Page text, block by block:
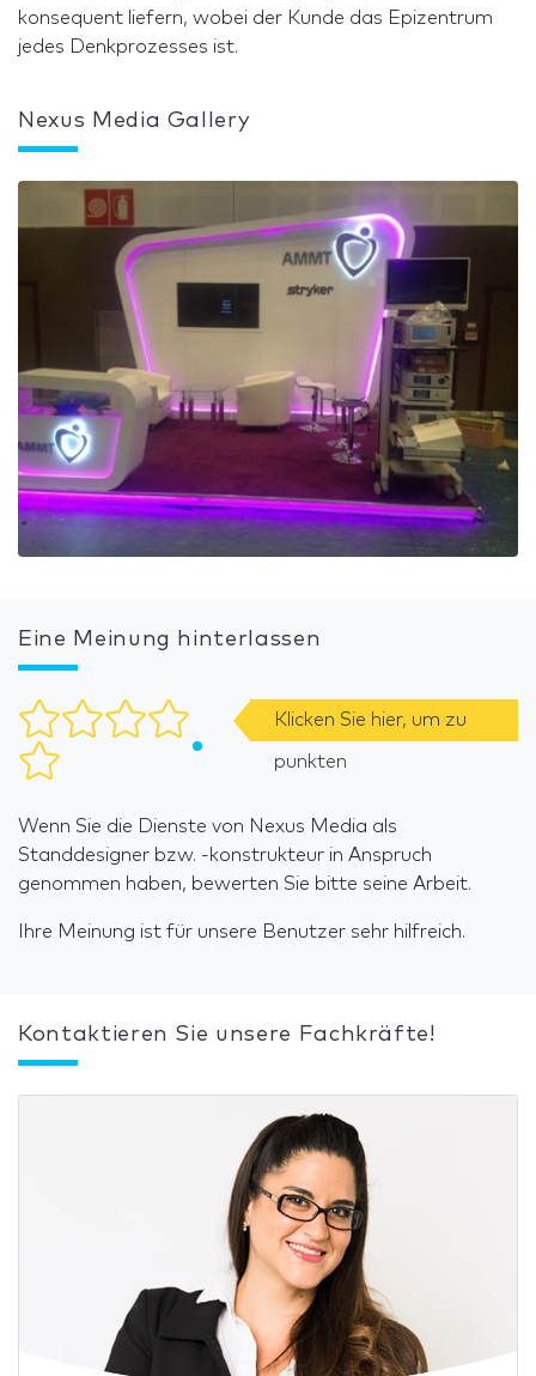
konsequent liefern, wobei der Kunde das Epizentrum
jedes Denkprozesses ist.
Nexus Media Gallery
Eine Meinung hinterlassen
Klicken Sie hier, um zu
punkten
Wenn Sie die Dienste von Nexus Media als
Standdesigner bzw. -konstrukteur in Anspruch
genommen haben, bewerten Sie bitte seine Arbeit.
Ihre Meinung ist für unsere Benutzer sehr hilfreich.
Kontaktieren Sie unsere Fachkräfte!